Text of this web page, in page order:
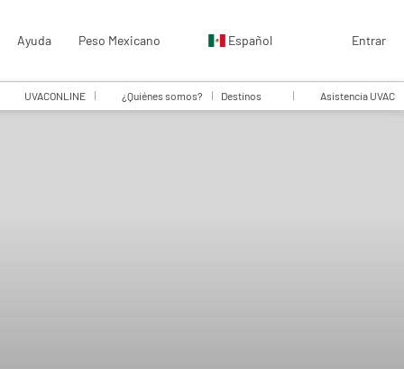
Ayuda Peso Mexicano Español Entrar
UVACONLINE ¿Quiénes somos? Destinos Asistencia UVAC